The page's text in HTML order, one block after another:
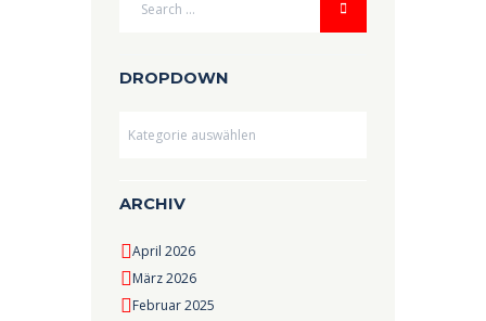
DROPDOWN
ARCHIV
April 2026
März 2026
Februar 2025